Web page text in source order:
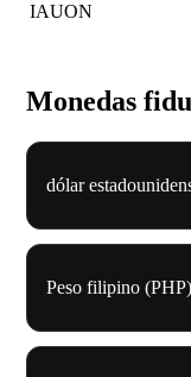
IAUON
Monedas
dólar
Peso filipino (PHP)